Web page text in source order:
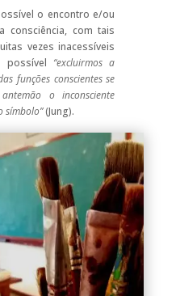
o encontro e/ou
consciência, com tais
vezes inacessíveis
possível “excluirmos a
funções conscientes se
o inconsciente
símbolo”(Jung).